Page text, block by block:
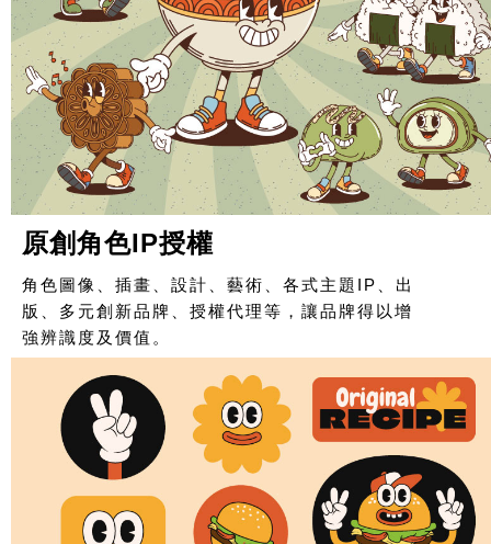
原創角色IP授權
角色圖像、插畫、設計、藝術、各式主題IP、出
版、多元創新品牌、授權代理等，讓品牌得以增
強辨識度及價值。